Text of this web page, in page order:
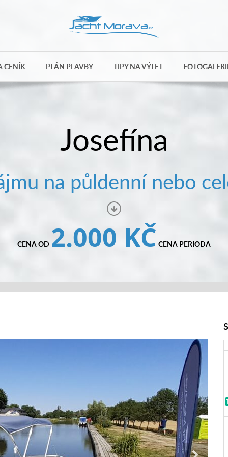
CENÍK PLÁN PLAVBY TIPY NA VÝLET
Josefína
na půldenní nebo
CENA OD 2.000 KČ CENA PERIODA